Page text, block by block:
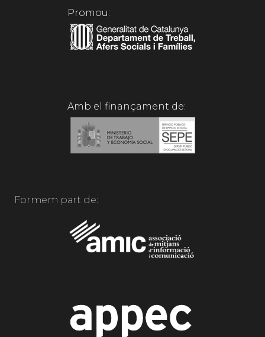
Promou:
Amb el finançament de:
Formem part de: